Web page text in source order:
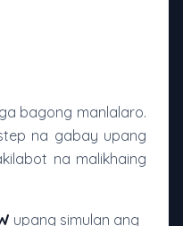
bagong manlalaro.
na gabay upang
na malikhaing
upang simulan ang